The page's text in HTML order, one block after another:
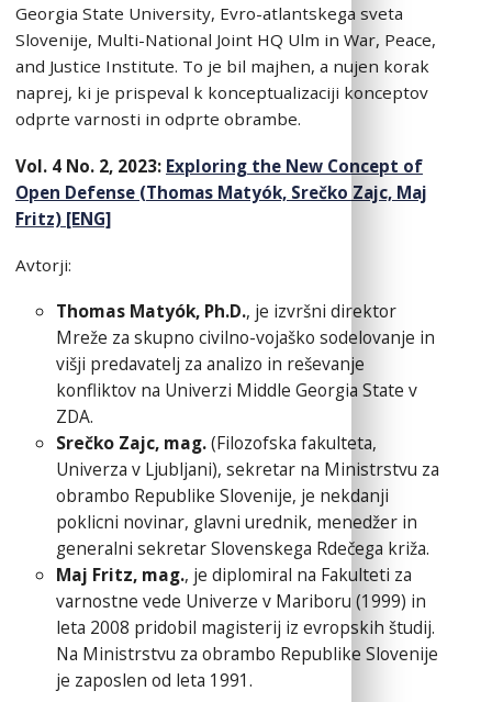
Georgia State University, Evro-atlantskega sveta
Slovenije, Multi-National Joint HQ Ulm in War, Peace,
and Justice Institute. To je bil majhen, a nujen korak
naprej, ki je prispeval k konceptualizaciji konceptov
odprte varnosti in odprte obrambe.
Vol. 4 No. 2, 2023: Exploring the New Concept of
Open Defense (Thomas Matyók, Srečko Zajc, Maj
Fritz) [ENG]
Avtorji:
Thomas Matyók, Ph.D., je izvršni direktor
Mreže za skupno civilno-vojaško sodelovanje in
višji predavatelj za analizo in reševanje
konfliktov na Univerzi Middle Georgia State v
ZDA.
Srečko Zajc, mag.(Filozofska fakulteta,
Univerza v Ljubljani), sekretar na Ministrstvu za
obrambo Republike Slovenije, je nekdanji
poklicni novinar, glavni urednik, menedžer in
generalni sekretar Slovenskega Rdečega križa.
Maj Fritz, mag., je diplomiral na Fakulteti za
varnostne vede Univerze v Mariboru (1999) in
leta 2008 pridobil magisterij iz evropskih študij.
Na Ministrstvu za obrambo Republike Slovenije
je zaposlen od leta 1991.